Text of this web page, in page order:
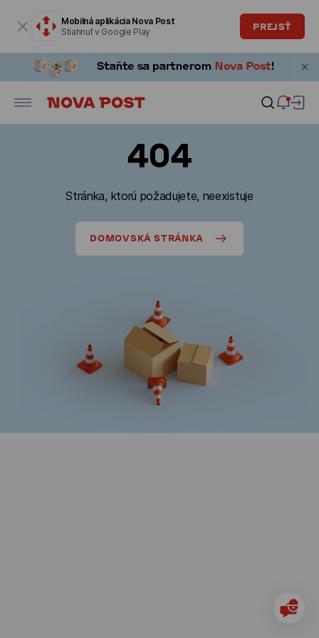
Mobilná aplikácia Nova Post
Stiahnuť v Google Play
PREJSŤ
404
Stránka, ktorú požadujete, neexistuje
DOMOVSKÁ STRÁNKA